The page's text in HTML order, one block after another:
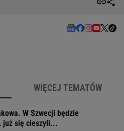
WIĘCEJ TEMATÓW
W Szwecji będzie
już się cieszyli...